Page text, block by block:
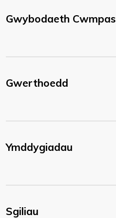
Gwybodaeth Cwmpas
Gwerthoedd
Ymddygiadau
Sgiliau